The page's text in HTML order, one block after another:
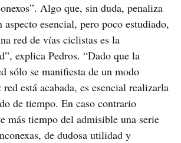
Algo que, sin duda, penaliza
aspecto esencial, pero poco estudiado,
red de vías ciclistas es la
explica Pedros. “Dado que la
sólo se manifiesta de un modo
está acabada, es esencial realizarla
de tiempo. En caso contrario
más tiempo del admisible una serie
de dudosa utilidad y